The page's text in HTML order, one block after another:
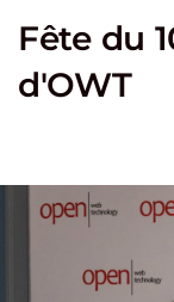
Fête du
d'OWT